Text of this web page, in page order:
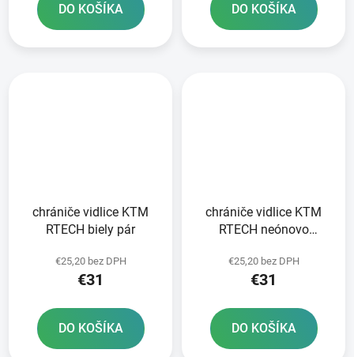
DO KOŠÍKA DO KOŠÍKA
chrániče vidlice KTM
RTECH biely pár
€25,20 bez DPH
€31
DO KOŠÍKA
chrániče vidlice KTM
RTECH neónovo
€25,20 bez DPH
€31
DO KOŠÍKA